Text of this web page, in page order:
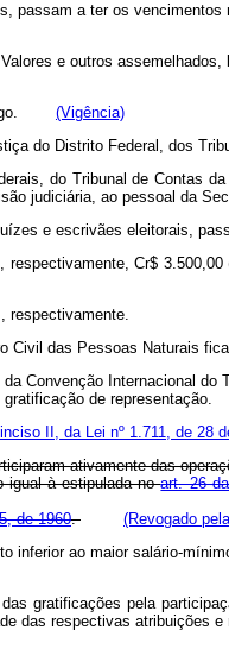
a ter os vencimentos
e outros
(Vigência)
do Distrito Federal, dos
do Tribunal de Contas
judiciária, ao pessoal da
Juízes e escrivães eleitorais,
Cr$
respectivamente.
Civil das Pessoas Naturais
Internacional do
gratificação de
II, da Lei nº 1.711, de 28
ativamente das
igual à estipulada noart. 26
de 1960.
(Revogado
ao maior salário-
gratificações pela
das respectivas atribuições e